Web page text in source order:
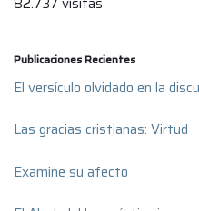
Publicaciones Recientes
El versículo olvidado en la
Las gracias cristianas: Virtud
Examine su afecto